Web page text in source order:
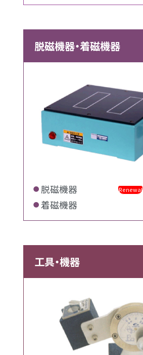
脱磁機器・着磁機器
脱磁機器 Renewal
着磁機器
工具・機器